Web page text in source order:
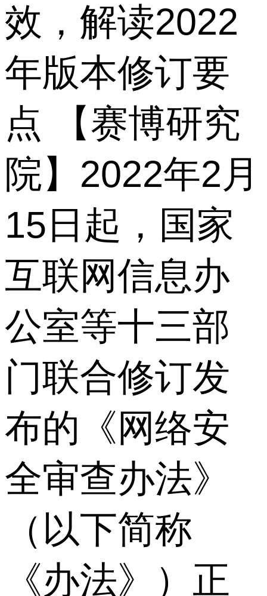
效，解读2022
年版本修订要
点 【赛博研究
院】2022年2月
15日起，国家
互联网信息办
公室等十三部
门联合修订发
布的《网络安
全审查办法》
（以下简称
《办法》）正